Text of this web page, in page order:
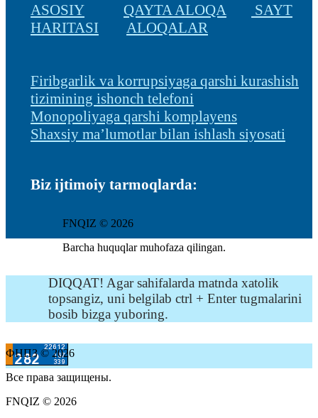
ASOSIY QAYTA ALOQA
SAYT
HARITASI
ALOQALAR
Firibgarlik va korrupsiyaga qarshi kurashish
tizimining ishonch telefoni
Monopoliyaga qarshi komplayens
Shaxsiy ma’lumotlar bilan ishlash siyosati
Biz ijtimoiy tarmoqlarda:
FNQIZ © 2026
Barcha huquqlar muhofaza qilingan.
DIQQAT! Agar sahifalarda matnda xatolik
topsangiz, uni belgilab ctrl + Enter tugmalarini
bosib bizga yuboring.
ФНПЗ © 2026
Все права защищены.
FNQIZ © 2026